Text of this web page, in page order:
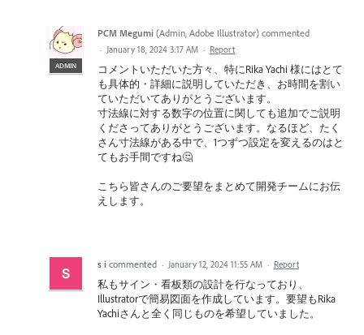
ADMIN
PCM Megumi (Admin, Adobe Illustrator) commented
· January 18, 2024 3:17 AM · Report
コメントいただいた方々、特にRika Yachi 様にはとて
も具体的・詳細に説明していただき、お時間を割い
ていただいてありがとうございます。
寸法線に対する数字の位置に関しても追加でご説明
くださってありがとうございます。なるほど、たく
さん寸法線がある中で、1つずつ設定を変えるのはと
てもお手間ですね🤔
こちら皆さんのご要望をまとめて開発チームにお伝
えします。
s i commented · January 12, 2024 11:55 AM · Report
私もサイン・看板類の設計を行なっており、
Illustratorで簡易図面を作成しています。要望もRika
Yachiさんと全く同じものを希望していました。